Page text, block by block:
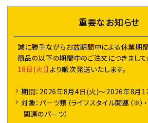
重要なお知らせ
誠に勝手ながらお盆期間中による休業期間
商品の以下の期間中のご注文につきまして
18日(火)】 より順次発送いたします。
期間：2026年8月4日(火)～2026年8月
対象：パーツ類（ライフスタイル関連（※）
関連のパーツ）